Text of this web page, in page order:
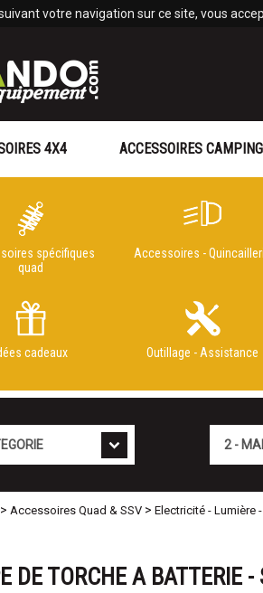
votre navigation sur ce site, vous
4X4 ACCESSOIRES
spécifiques
quad
Accessoires -
cadeaux Outillage - Assistance
> Accessoires Quad & SSV > Electricité - Lumière
DE TORCHE A BATTERIE -